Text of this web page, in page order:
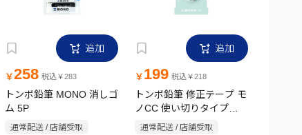
追加
￥258 税込￥283
トンボ鉛筆 MONO 消しゴ
ム 5P
通常配送 / 店舗受取
追加
￥ 199 税込￥218
トンボ鉛筆 修正テープ モ
ノCC 使い切りタイプ
5mm ブルーグリーン
通常配送 / 店舗受取